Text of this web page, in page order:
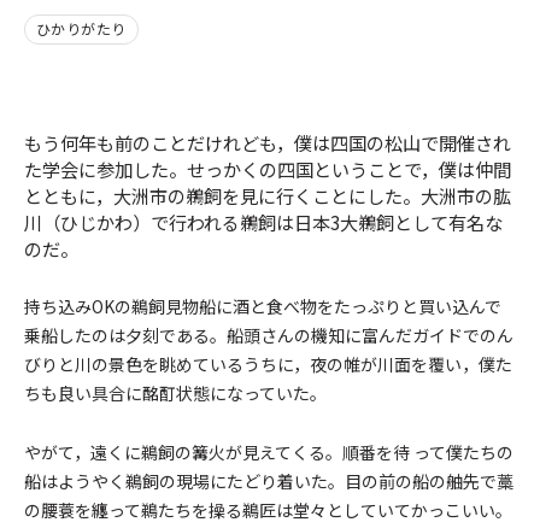
ひかりがたり
もう何年も前のことだけれども，僕は四国の松山で開催され
た学会に参加した。せっかくの四国ということで，僕は仲間
とともに，大洲市の鵜飼を見に行くことにした。大洲市の肱
川（ひじかわ）で行われる鵜飼は日本3大鵜飼として有名な
のだ。
持ち込みOKの鵜飼見物船に酒と食べ物をたっぷりと買い込んで
乗船したのは夕刻である。船頭さんの機知に富んだガイドでのん
びりと川の景色を眺めているうちに，夜の帷が川面を覆い，僕た
ちも良い具合に酩酊状態になっていた。
やがて，遠くに鵜飼の篝火が見えてくる。順番を待 って僕たちの
船はようやく鵜飼の現場にたどり着いた。目の前の船の舳先で藁
の腰蓑を纏って鵜たちを操る鵜匠は堂々としていてかっこいい。